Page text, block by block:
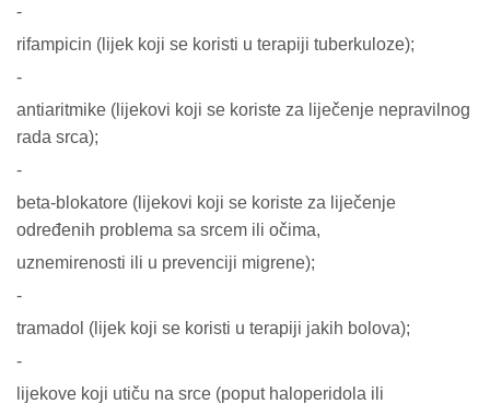
-
rifampicin (lijek koji se koristi u terapiji tuberkuloze);
-
antiaritmike (lijekovi koji se koriste za liječenje nepravilnog
rada srca);
-
beta-blokatore (lijekovi koji se koriste za liječenje
određenih problema sa srcem ili očima,
uznemirenosti ili u prevenciji migrene);
-
tramadol (lijek koji se koristi u terapiji jakih bolova);
-
lijekove koji utiču na srce (poput haloperidola ili